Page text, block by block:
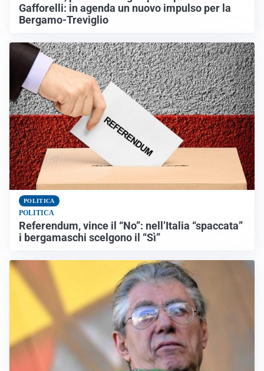
Gafforelli: in agenda un nuovo impulso per la
Bergamo-Treviglio
POLITICA
POLITICA
Referendum, vince il “No”: nell’Italia “spaccata”
i bergamaschi scelgono il “Sì”